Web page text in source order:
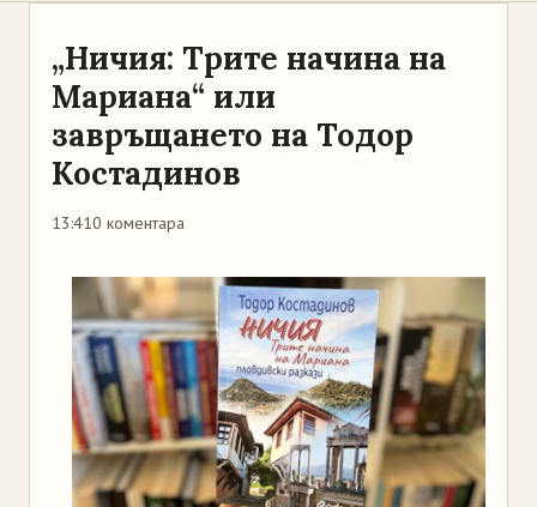
„Ничия: Трите начина на
Мариана“ или
завръщането на Тодор
Костадинов
13:410 коментара